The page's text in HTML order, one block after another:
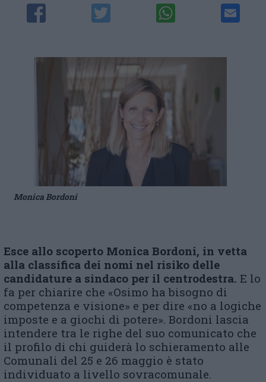
Monica Bordoni
Esce allo scoperto Monica Bordoni, in vetta
alla classifica dei nomi nel risiko delle
candidature a sindaco per il centrodestra. E lo
fa per chiarire che «Osimo ha bisogno di
competenza e visione» e per dire «no a logiche
imposte e a giochi di potere». Bordoni lascia
intendere tra le righe del suo comunicato che
il profilo di chi guiderà lo schieramento alle
Comunali del 25 e 26 maggio è stato
individuato a livello sovracomunale.